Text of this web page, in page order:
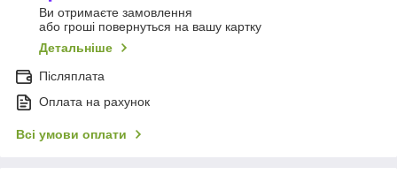
Ви отримаєте замовлення
або гроші повернуться на вашу картку
Детальніше
Післяплата
Оплата на рахунок
Всі умови оплати